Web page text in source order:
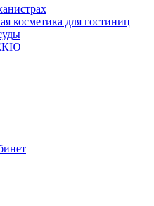
косметика для гостиниц